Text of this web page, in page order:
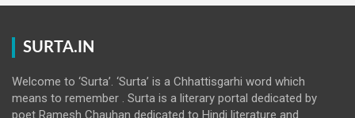
SURTA.IN
Welcome to ‘Surta’. ‘Surta’ is a Chhattisgarhi word which
means to remember . Surta is a literary portal dedicated by
poet Ramesh Chauhan dedicated to Hindi literature and